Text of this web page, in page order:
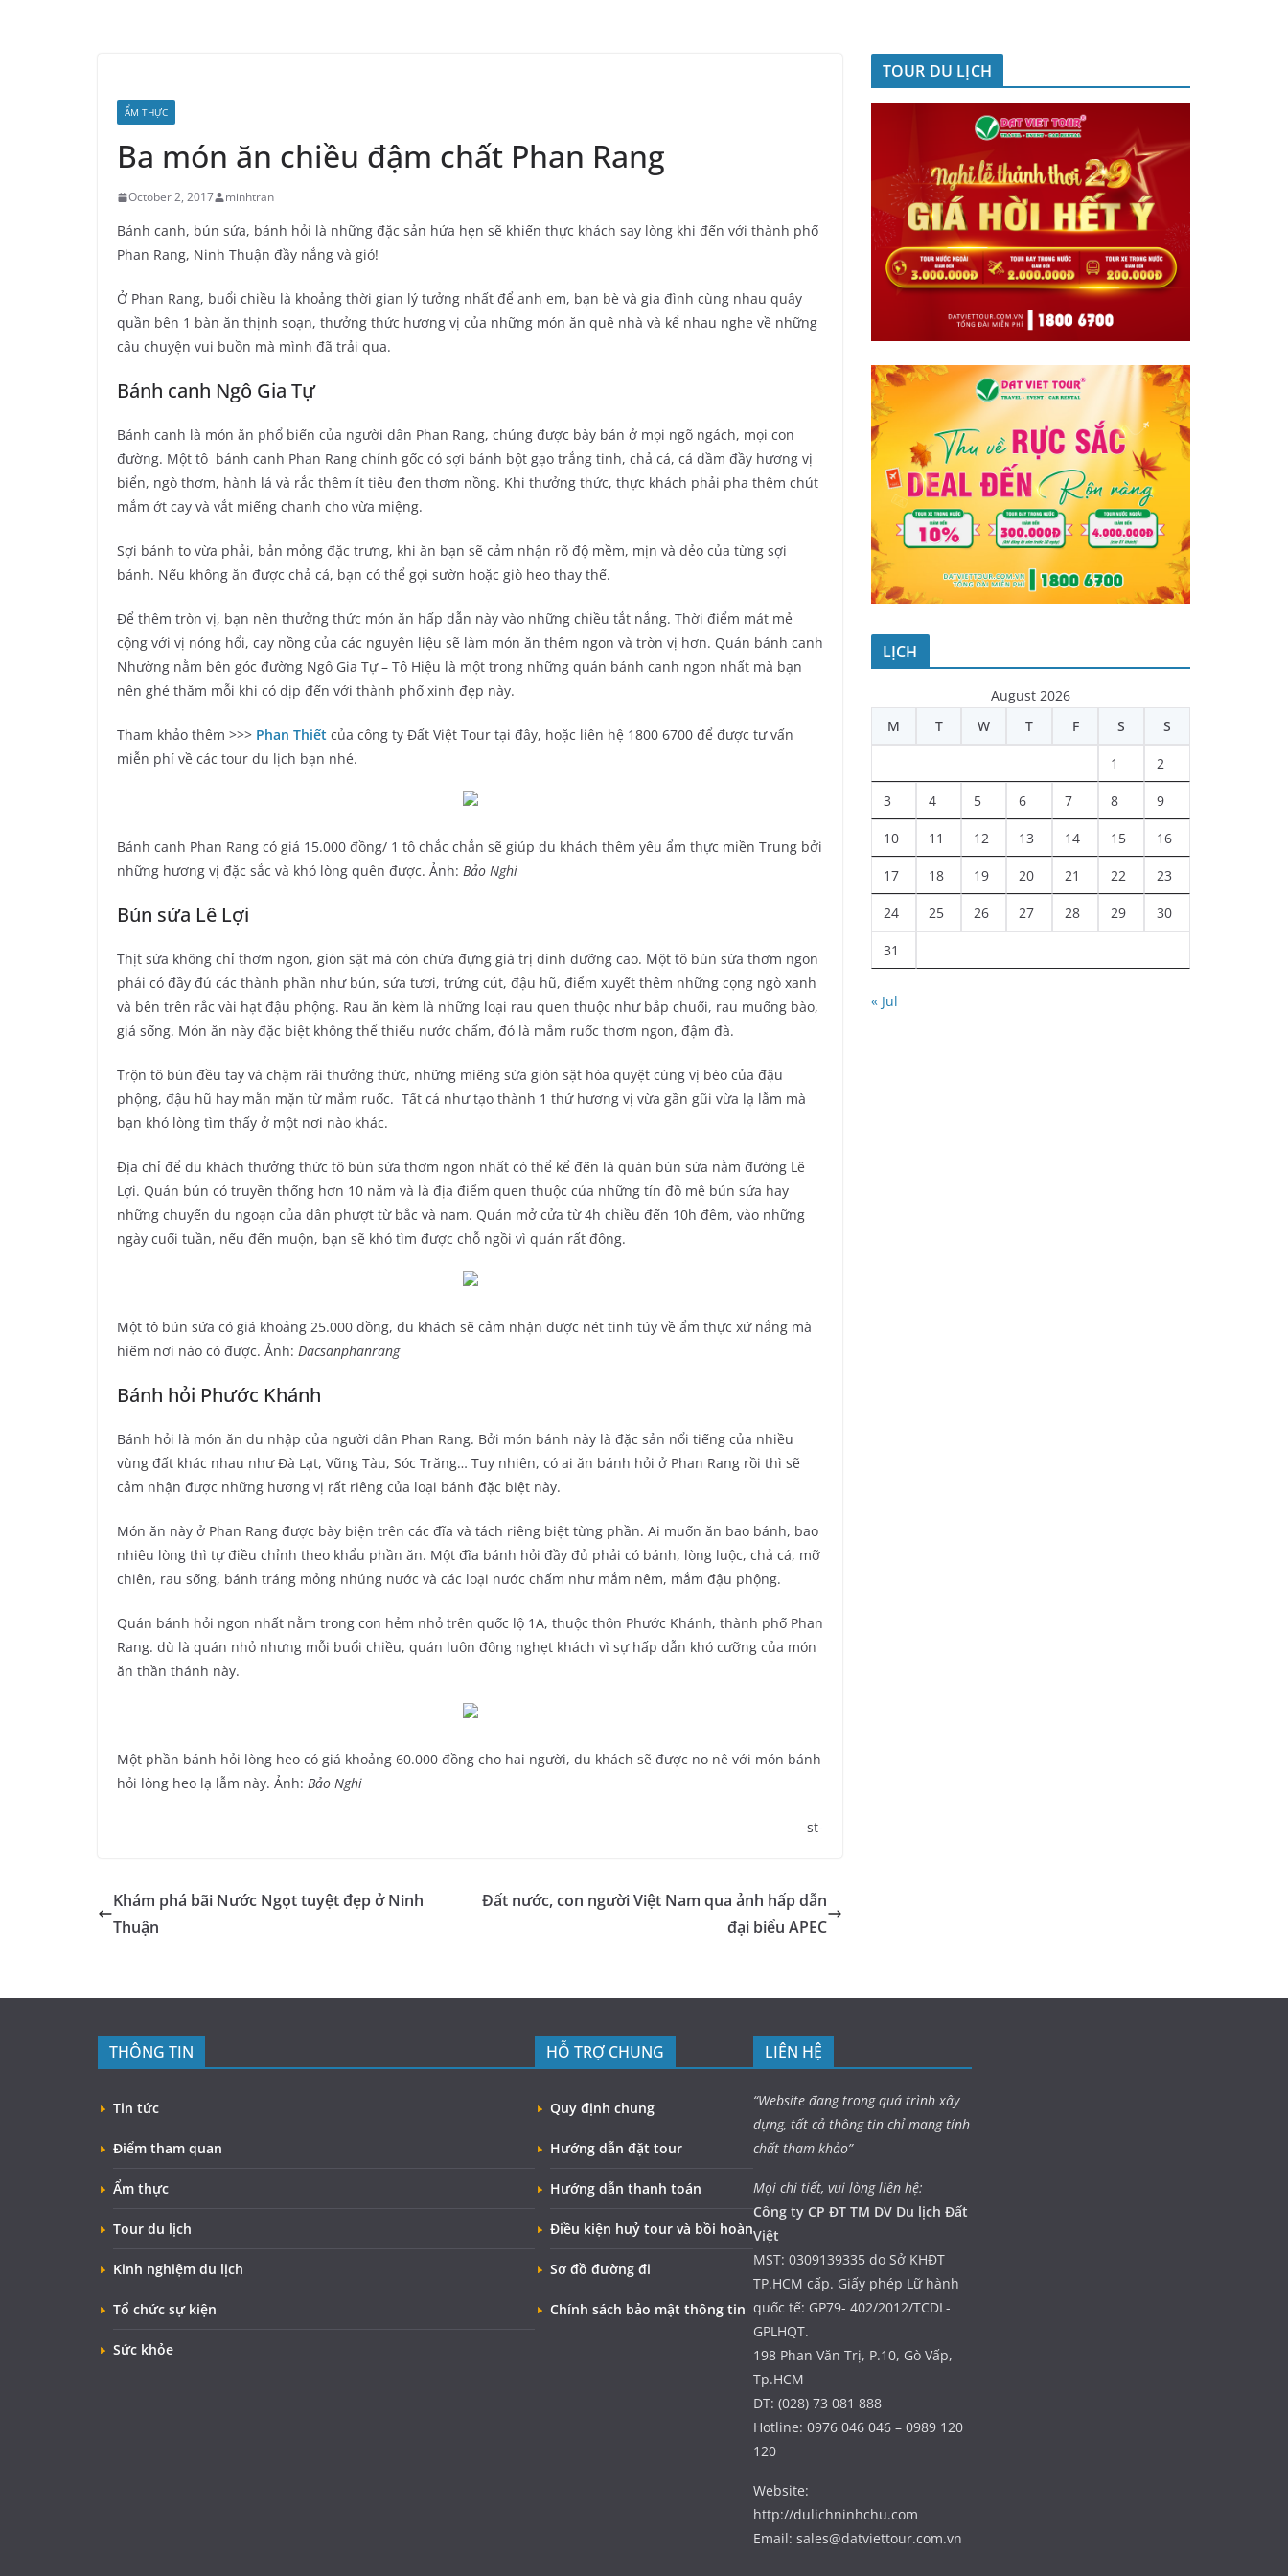
ẨM THỰC
Ba món ăn chiều đậm chất Phan Rang
October 2, 2017 minhtran
Bánh canh, bún sứa, bánh hỏi là những đặc sản hứa hẹn sẽ khiến thực khách say lòng khi đến với thành phố
Phan Rang, Ninh Thuận đầy nắng và gió!
Ở Phan Rang, buổi chiều là khoảng thời gian lý tưởng nhất để anh em, bạn bè và gia đình cùng nhau quây
quần bên 1 bàn ăn thịnh soạn, thưởng thức hương vị của những món ăn quê nhà và kể nhau nghe về những
câu chuyện vui buồn mà mình đã trải qua.
Bánh canh Ngô Gia Tự
Bánh canh là món ăn phổ biến của người dân Phan Rang, chúng được bày bán ở mọi ngõ ngách, mọi con
đường. Một tô bánh canh Phan Rang chính gốc có sợi bánh bột gạo trắng tinh, chả cá, cá dầm đầy hương vị
biển, ngò thơm, hành lá và rắc thêm ít tiêu đen thơm nồng. Khi thưởng thức, thực khách phải pha thêm chút
mắm ớt cay và vắt miếng chanh cho vừa miệng.
Sợi bánh to vừa phải, bản mỏng đặc trưng, khi ăn bạn sẽ cảm nhận rõ độ mềm, mịn và dẻo của từng sợi
bánh. Nếu không ăn được chả cá, bạn có thể gọi sườn hoặc giò heo thay thế.
Để thêm tròn vị, bạn nên thưởng thức món ăn hấp dẫn này vào những chiều tắt nắng. Thời điểm mát mẻ
cộng với vị nóng hổi, cay nồng của các nguyên liệu sẽ làm món ăn thêm ngon và tròn vị hơn. Quán bánh canh
Nhường nằm bên góc đường Ngô Gia Tự – Tô Hiệu là một trong những quán bánh canh ngon nhất mà bạn
nên ghé thăm mỗi khi có dịp đến với thành phố xinh đẹp này.
Tham khảo thêm >>> Phan Thiết của công ty Đất Việt Tour tại đây, hoặc liên hệ 1800 6700 để được tư vấn
miễn phí về các tour du lịch bạn nhé.
Bánh canh Phan Rang có giá 15.000 đồng/ 1 tô chắc chắn sẽ giúp du khách thêm yêu ẩm thực miền Trung bởi
những hương vị đặc sắc và khó lòng quên được. Ảnh: Bảo Nghi
Bún sứa Lê Lợi
Thịt sứa không chỉ thơm ngon, giòn sật mà còn chứa đựng giá trị dinh dưỡng cao. Một tô bún sứa thơm ngon
phải có đầy đủ các thành phần như bún, sứa tươi, trứng cút, đậu hũ, điểm xuyết thêm những cọng ngò xanh
và bên trên rắc vài hạt đậu phộng. Rau ăn kèm là những loại rau quen thuộc như bắp chuối, rau muống bào,
giá sống. Món ăn này đặc biệt không thể thiếu nước chấm, đó là mắm ruốc thơm ngon, đậm đà.
Trộn tô bún đều tay và chậm rãi thưởng thức, những miếng sứa giòn sật hòa quyệt cùng vị béo của đậu
phộng, đậu hũ hay mằn mặn từ mắm ruốc. Tất cả như tạo thành 1 thứ hương vị vừa gần gũi vừa lạ lẫm mà
bạn khó lòng tìm thấy ở một nơi nào khác.
Địa chỉ để du khách thưởng thức tô bún sứa thơm ngon nhất có thể kể đến là quán bún sứa nằm đường Lê
Lợi. Quán bún có truyền thống hơn 10 năm và là địa điểm quen thuộc của những tín đồ mê bún sứa hay
những chuyến du ngoạn của dân phượt từ bắc và nam. Quán mở cửa từ 4h chiều đến 10h đêm, vào những
ngày cuối tuần, nếu đến muộn, bạn sẽ khó tìm được chỗ ngồi vì quán rất đông.
Một tô bún sứa có giá khoảng 25.000 đồng, du khách sẽ cảm nhận được nét tinh túy về ẩm thực xứ nắng mà
hiếm nơi nào có được. Ảnh: Dacsanphanrang
Bánh hỏi Phước Khánh
Bánh hỏi là món ăn du nhập của người dân Phan Rang. Bởi món bánh này là đặc sản nổi tiếng của nhiều
vùng đất khác nhau như Đà Lạt, Vũng Tàu, Sóc Trăng… Tuy nhiên, có ai ăn bánh hỏi ở Phan Rang rồi thì sẽ
cảm nhận được những hương vị rất riêng của loại bánh đặc biệt này.
Món ăn này ở Phan Rang được bày biện trên các đĩa và tách riêng biệt từng phần. Ai muốn ăn bao bánh, bao
nhiêu lòng thì tự điều chỉnh theo khẩu phần ăn. Một đĩa bánh hỏi đầy đủ phải có bánh, lòng luộc, chả cá, mỡ
chiên, rau sống, bánh tráng mỏng nhúng nước và các loại nước chấm như mắm nêm, mắm đậu phộng.
Quán bánh hỏi ngon nhất nằm trong con hẻm nhỏ trên quốc lộ 1A, thuộc thôn Phước Khánh, thành phố Phan
Rang. dù là quán nhỏ nhưng mỗi buổi chiều, quán luôn đông nghẹt khách vì sự hấp dẫn khó cưỡng của món
ăn thần thánh này.
Một phần bánh hỏi lòng heo có giá khoảng 60.000 đồng cho hai người, du khách sẽ được no nê với món bánh
hỏi lòng heo lạ lẫm này. Ảnh: Bảo Nghi
-st-
Khám phá bãi Nước Ngọt tuyệt đẹp ở Ninh
Thuận
Đất nước, con người Việt Nam qua ảnh hấp dẫn
đại biểu APEC
TOUR DU LỊCH
LỊCH
August 2026
M
T W T F S S
1 2
3 4 5 6 7 8 9
10 11 12 13 14 15 16
17 18 19 20 21 22 23
24 25 26 27 28 29 30
31
« Jul
THÔNG TIN
Tin tức
Điểm tham quan
Ẩm thực
Tour du lịch
Kinh nghiệm du lịch
Tổ chức sự kiện
Sức khỏe
HỖ TRỢ CHUNG
Quy định chung
Hướng dẫn đặt tour
Hướng dẫn thanh toán
Điều kiện huỷ tour và bồi hoàn
Sơ đồ đường đi
Chính sách bảo mật thông tin
LIÊN HỆ
“Website đang trong quá trình xây
dựng, tất cả thông tin chỉ mang tính
chất tham khảo”
Mọi chi tiết, vui lòng liên hệ:
Công ty CP ĐT TM DV Du lịch Đất
Việt
MST: 0309139335 do Sở KHĐT
TP.HCM cấp. Giấy phép Lữ hành
quốc tế: GP79- 402/2012/TCDL-
GPLHQT.
198 Phan Văn Trị, P.10, Gò Vấp,
Tp.HCM
ĐT: (028) 73 081 888
Hotline: 0976 046 046 – 0989 120
120
Website:
http://dulichninhchu.com
Email: sales@datviettour.com.vn